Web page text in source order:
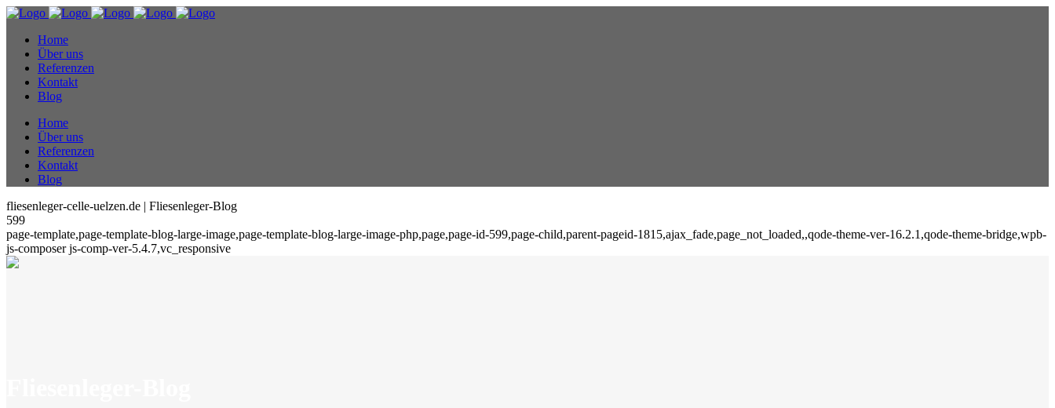
Home
Über uns
Referenzen
Kontakt
Blog
Home
Über uns
Referenzen
Kontakt
Blog
fliesenleger-celle-uelzen.de | Fliesenleger-Blog
599
page-template,page-template-blog-large-image,page-template-blog-large-image-php,page,page-id-599,page-child,parent-pageid-1815,ajax_fade,page_not_loaded,,qode-theme-ver-16.2.1,qode-theme-bridge,wpb-
js-composer js-comp-ver-5.4.7,vc_responsive